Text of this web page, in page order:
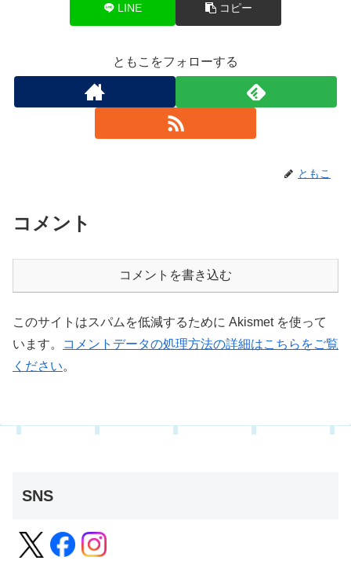
LINE コピー
ともこをフォローする
ともこ
コメント
コメントを書き込む
このサイトはスパムを低減するために Akismet を使って
います。
コメントデータの処理方法の詳細はこちらをご覧
ください。
SNS